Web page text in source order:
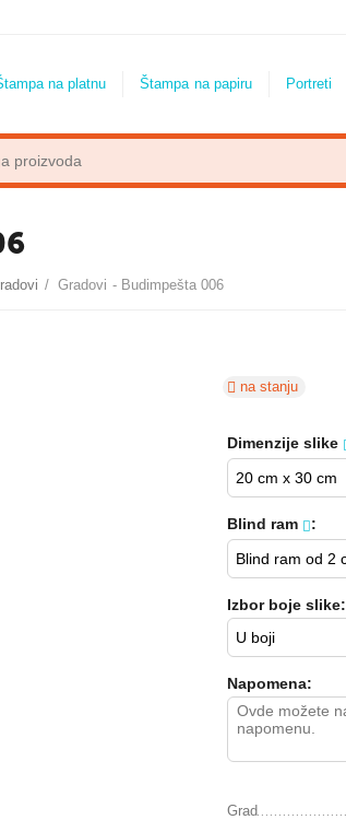
na platnu Štampa na papiru Portreti
/ Gradovi - Budimpešta 006
na stanju
Dimenzije slike
Blind ram :
Izbor boje slike:
Napomena:
Grad